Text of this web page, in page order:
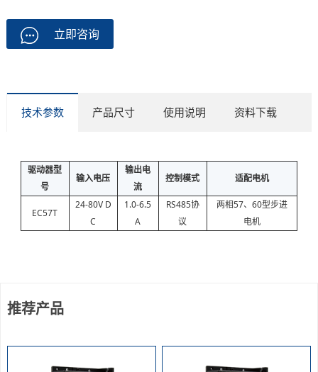
立即咨询
技术参数 产品尺寸 使用说明 资料下载
驱动器型
号
输入电压
输出电
流
控制模式 适配电机
EC57T
24-80V D
C
1.0-6.5
A
RS485协
议
两相57、60型步进
电机
推荐产品